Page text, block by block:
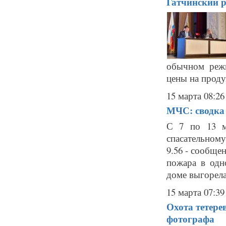
обычном
цены на
15 марта 08:26
МЧС: сводка
С 7 по 13
9.56 -
пожара в
доме
15 марта 07:39
Охота
фотографа